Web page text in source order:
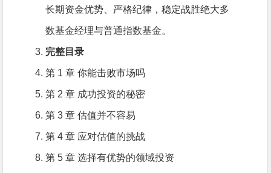
长期资金优势、严格纪律，稳定战胜绝大多
数基金经理与普通指数基金。
完整目录
第 1 章 你能击败市场吗
第 2 章 成功投资的秘密
第 3 章 估值并不容易
第 4 章 应对估值的挑战
第 5 章 选择有优势的领域投资